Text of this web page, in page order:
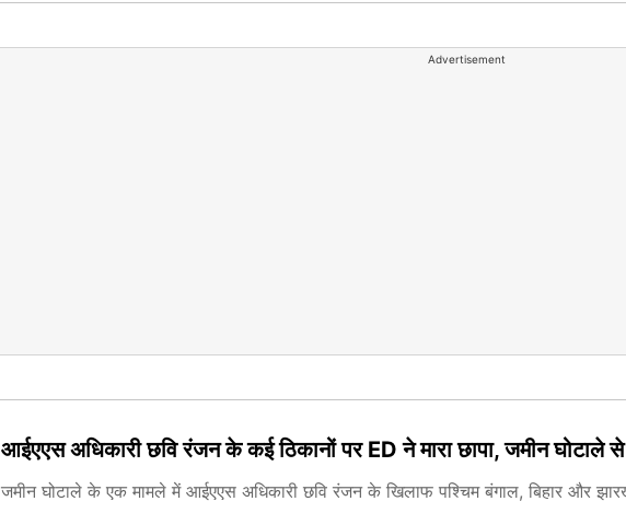
Advertisement
आईएएस अधिकारी छवि रंजन के कई ठिकानों पर ED ने मारा छापा, जमीन घोटाले
जमीन घोटाले के एक मामले में आईएएस अधिकारी छवि रंजन के खिलाफ पश्चिम बंगाल, बिहार और